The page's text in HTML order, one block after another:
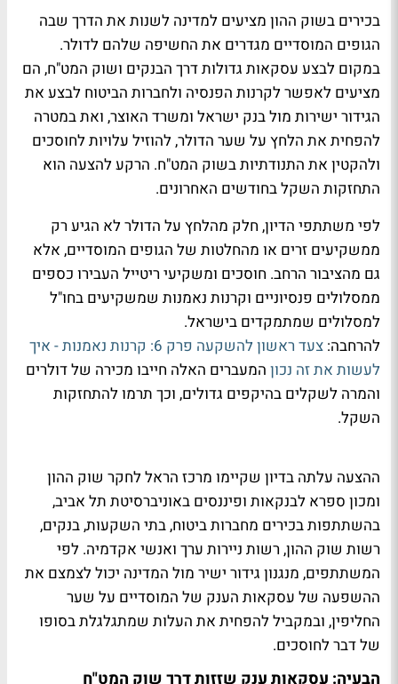
בכירים בשוק ההון מציעים למדינה לשנות את הדרך שבה
הגופים המוסדיים מגדרים את החשיפה שלהם לדולר.
במקום לבצע עסקאות גדולות דרך הבנקים ושוק המט"ח, הם
מציעים לאפשר לקרנות הפנסיה ולחברות הביטוח לבצע את
הגידור ישירות מול בנק ישראל ומשרד האוצר, ואת במטרה
להפחית את הלחץ על שער הדולר, להוזיל עלויות לחוסכים
ולהקטין את התנודתיות בשוק המט"ח. הרקע להצעה הוא
התחזקות השקל בחודשים האחרונים.
לפי משתתפי הדיון, חלק מהלחץ על הדולר לא הגיע רק
ממשקיעים זרים או מהחלטות של הגופים המוסדיים, אלא
גם מהציבור הרחב. חוסכים ומשקיעי ריטייל העבירו כספים
ממסלולים פנסיוניים וקרנות נאמנות שמשקיעים בחו"ל
למסלולים שמתמקדים בישראל.
להרחבה:
צעד ראשון להשקעה פרק 6: קרנות נאמנות - איך
לעשות את זה נכון המעברים האלה חייבו מכירה של דולרים
והמרה לשקלים בהיקפים גדולים, וכך תרמו להתחזקות
השקל.
ההצעה עלתה בדיון שקיימו מרכז הראל לחקר שוק ההון
ומכון ספרא לבנקאות ופיננסים באוניברסיטת תל אביב,
בהשתתפות בכירים מחברות ביטוח, בתי השקעות, בנקים,
רשות שוק ההון, רשות ניירות ערך ואנשי אקדמיה. לפי
המשתתפים, מנגנון גידור ישיר מול המדינה יכול לצמצם את
ההשפעה של עסקאות הענק של המוסדיים על שער
החליפין, ובמקביל להפחית את העלות שמתגלגלת בסופו
של דבר לחוסכים.